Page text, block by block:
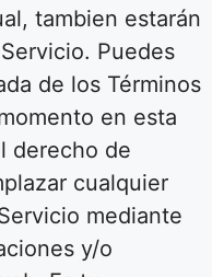
tambien estarán
Puedes
de los Términos
en esta
derecho de
cualquier
mediante
y/o